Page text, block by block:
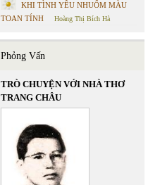
KHI TÌNH YÊU NHUỐM MÀU
TOAN TÍNH
Hoàng Thị Bích Hà
Phỏng Vấn
TRÒ CHUYỆN VỚI NHÀ THƠ
TRANG CHÂU